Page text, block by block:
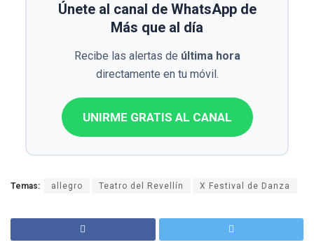
Únete al canal de WhatsApp de
Más que al día
Recibe las alertas de última hora
directamente en tu móvil.
UNIRME GRATIS AL CANAL
Temas: allegro Teatro del Revellín X Festival de Danza